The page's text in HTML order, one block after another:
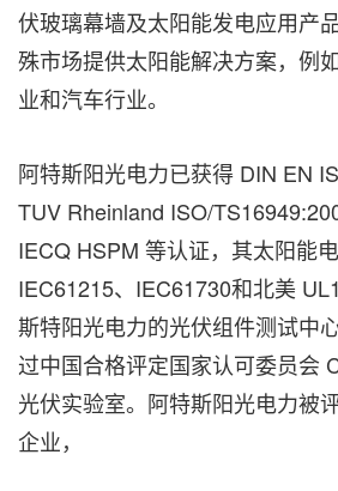
伏玻璃幕墙及太阳能发电应用产
殊市场提供太阳能解决方案，例
业和汽车行业。
阿特斯阳光电力已获得 DIN EN
TUV Rheinland ISO/
IECQ HSPM 等认证，其太阳能
IEC61215、IEC61730和北美
斯特阳光电力的光伏组件测试中
过中国合格评定国家认可委员会
光伏实验室。阿特斯阳光电力被
企业，